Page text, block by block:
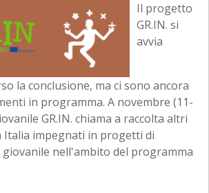
Il progetto
GR.IN. si
avvia
la conclusione, ma ci sono ancora
in programma. A novembre (11-
GR.IN. chiama a raccolta altri
impegnati in progetti di
nell'ambito del programma